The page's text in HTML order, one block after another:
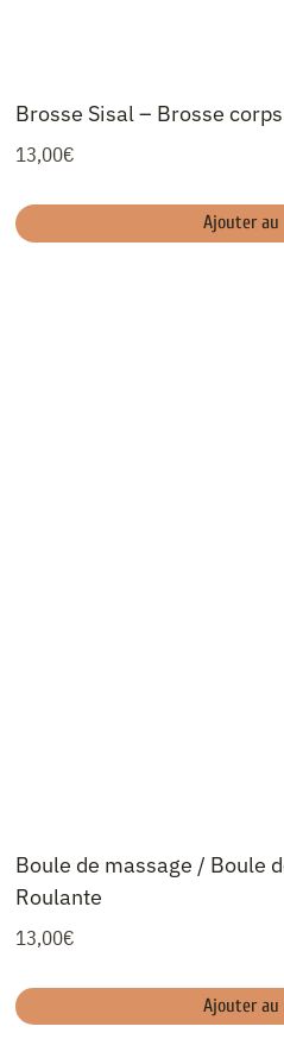
Brosse Sisal – Brosse
13,00€
Ajouter au
Boule de massage / Boule
Roulante
13,00€
Ajouter au